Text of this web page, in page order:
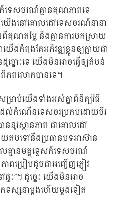
សក៍ទេសចរណ៍គ្មានគុណភាពទេ
យើងនៅគោលដៅទេសចរណ៍នានា
តម្លៃ និងគ្មានការបកស្រាយ
ងកំពុងតែអភិវឌ្ឍខ្លួនឲ្យក្លាយជា
ះទេ យើងមិនអាចធ្វើឲ្យតំបន់
ភពលោកបានទេ។
រាប់យើងទាំងអស់គ្នាពិនិត្យវិធី
ង់ដល់កំណើនទេសចរប្រកបដោយចីរ
នូវស្ថានភាព ជាគោលដៅ
តបទៅនឹងប្រធានបទអាស៊ាន
ានមគ្គុទ្ទេសក៍ទេសចរណ៍
ប្រៀបដូចជាអញ្ជើញភ្ញៀវ
ះ”។ ដូច្នេះ យើងមិនអាច
ទស្សនាម្តងហើយម្តងទៀត